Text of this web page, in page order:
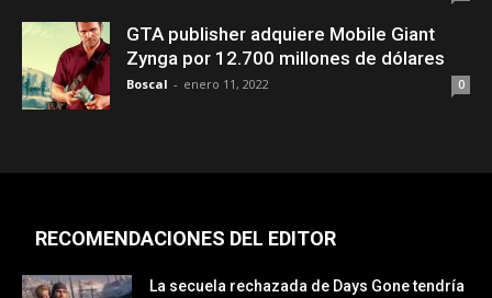
GTA publisher adquiere Mobile Giant
Zynga por 12.700 millones de dólares
Boscal - enero 11, 2022 0
RECOMENDACIONES DEL EDITOR
La secuela rechazada de Days Gone tendría